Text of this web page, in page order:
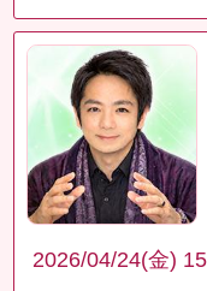
2026/04/24(金)